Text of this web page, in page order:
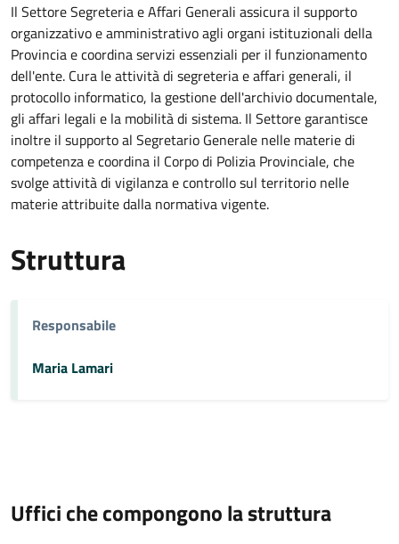
Il Settore Segreteria e Affari Generali assicura il supporto
organizzativo e amministrativo agli organi istituzionali della
Provincia e coordina servizi essenziali per il funzionamento
dell'ente. Cura le attività di segreteria e affari generali, il
protocollo informatico, la gestione dell'archivio documentale,
gli affari legali e la mobilità di sistema. Il Settore garantisce
inoltre il supporto al Segretario Generale nelle materie di
competenza e coordina il Corpo di Polizia Provinciale, che
svolge attività di vigilanza e controllo sul territorio nelle
materie attribuite dalla normativa vigente.
Struttura
Responsabile
Maria Lamari
Uffici che compongono la struttura